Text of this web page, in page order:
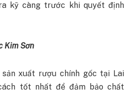
kỹ càng trước khi quyết định
Kim Sơn
xuất rượu chính gốc tại Lai
tốt nhất để đảm bảo chất